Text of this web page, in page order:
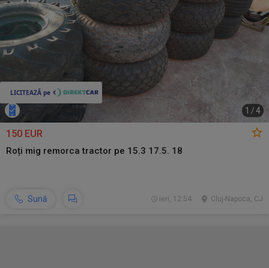
1 /4
150 EUR
Roți mig remorca tractor pe 15.3 17.5. 18
Sună Cluj-Napoca, CJ
ieri, 12:54